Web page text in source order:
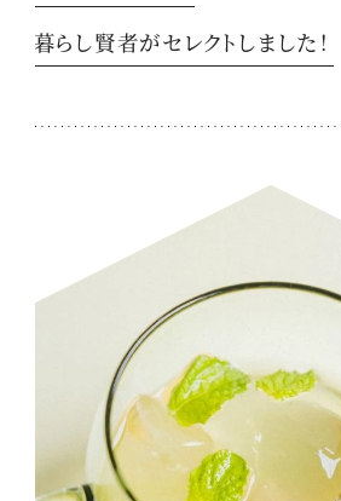
暮らし賢者がセレクトしました！